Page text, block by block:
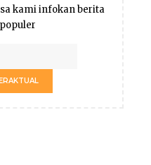
kami infokan berita